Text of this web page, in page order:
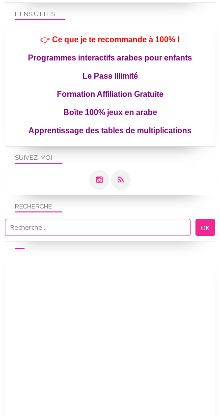
SUIVEZ-MOI
RECHERCHE
LIENS UTILES
👉 Ce que je te recommande à 100% !
Programmes interactifs arabes pour enfants
Le Pass Illimité
Formation Affiliation Gratuite
Boîte 100% jeux en arabe
Apprentissage des tables de multiplications